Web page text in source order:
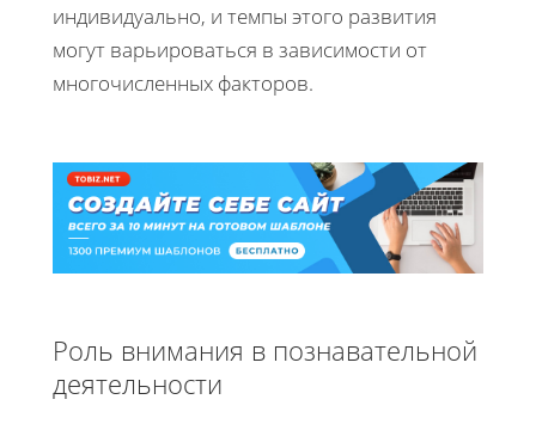
индивидуально, и темпы этого развития
могут варьироваться в зависимости от
многочисленных факторов.
Роль внимания в познавательной
деятельности